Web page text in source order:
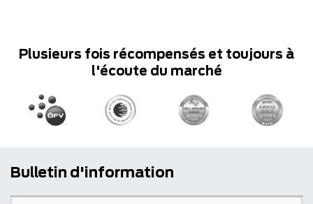
Plusieurs fois récompensés et toujours à
l'écoute du marché
Bulletin d'information